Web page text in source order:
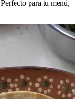
para tu menú,